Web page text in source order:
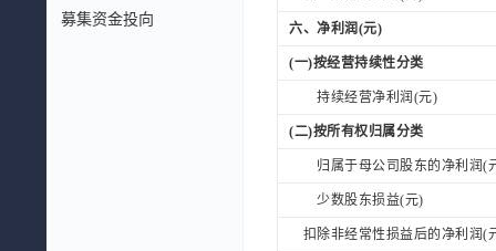
募集资金投向
六、净利润(元)
(一)按经营持续性分类
持续经营净利润(元)
(二)按所有权归属分类
归属于母公司股东的净利润(
少数股东损益(元)
扣除非经常性损益后的净利润(